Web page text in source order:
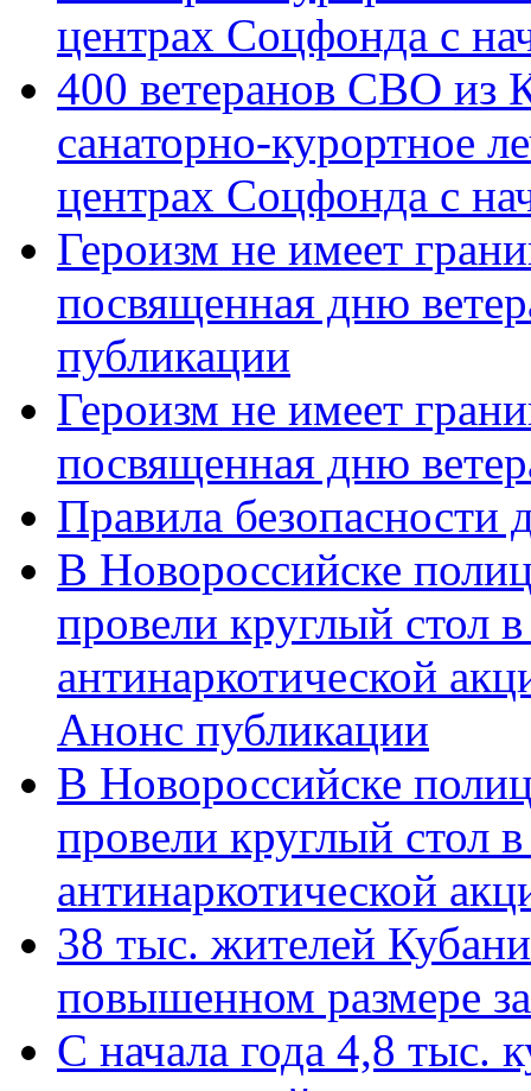
центрах Соцфонда с
400 ветеранов СВО из
санаторно-курортное
центрах Соцфонда с
Героизм не имеет
посвященная дню
публикации
Героизм не имеет
посвященная дню
Правила безопасности
В Новороссийске
провели круглый стол
антинаркотической
Анонс публикации
В Новороссийске
провели круглый стол
антинаркотической
38 тыс. жителей
повышенном размере
С начала года 4,8 тыс.